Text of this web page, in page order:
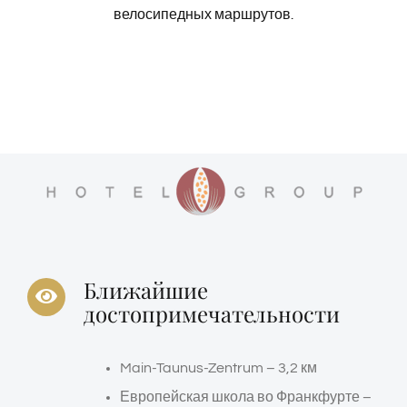
велосипедных маршрутов.
Ближайшие
достопримечательности
Main-Taunus-Zentrum – 3,2 км
Европейская школа во Франкфурте –